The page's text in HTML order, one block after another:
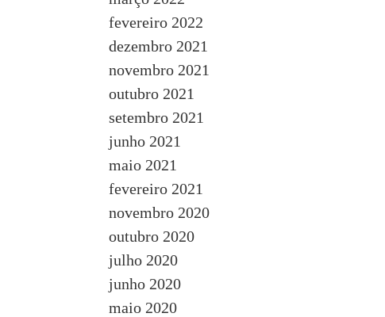
fevereiro 2022
dezembro 2021
novembro 2021
outubro 2021
setembro 2021
junho 2021
maio 2021
fevereiro 2021
novembro 2020
outubro 2020
julho 2020
junho 2020
maio 2020